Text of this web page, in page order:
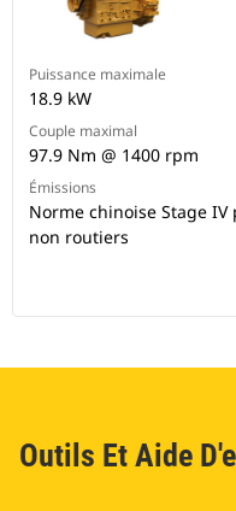
Puissance maximale
18.9 kW
Couple maximal
97.9 Nm @ 1400 rpm
Émissions
Norme chinoise Stage
non routiers
Outils Et Aide